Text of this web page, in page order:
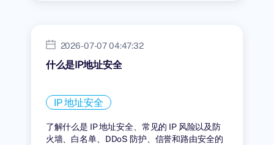
2026-07-07 04:47:32
什么是IP地址安全
IP 地址安全
了解什么是 IP 地址安全、常见的 IP 风险以及防
火墙、白名单、DDoS 防护、信誉和路由安全的